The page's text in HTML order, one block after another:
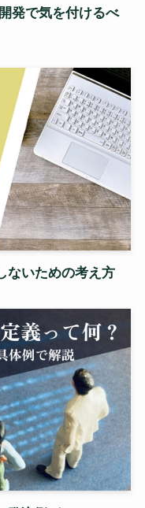
発で気を付けるべ
ないための考え方